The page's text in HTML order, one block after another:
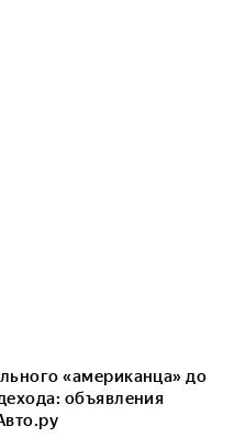
«американца» до
объявления